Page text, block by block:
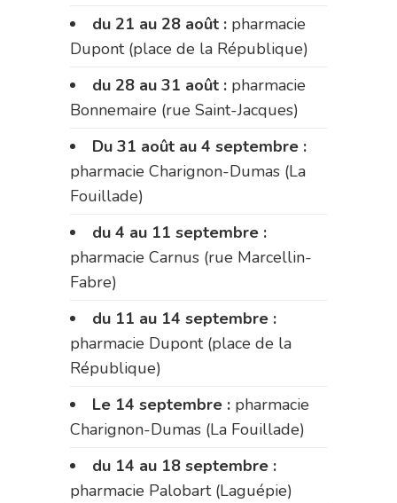
du 21 au 28 août : pharmacie
Dupont (place de la République)
du 28 au 31 août : pharmacie
Bonnemaire (rue Saint-Jacques)
Du 31 août au 4 septembre :
pharmacie Charignon-Dumas (La
Fouillade)
du 4 au 11 septembre :
pharmacie Carnus (rue Marcellin-
Fabre)
du 11 au 14 septembre :
pharmacie Dupont (place de la
République)
Le 14 septembre : pharmacie
Charignon-Dumas (La Fouillade)
du 14 au 18 septembre :
pharmacie Palobart (Laguépie)